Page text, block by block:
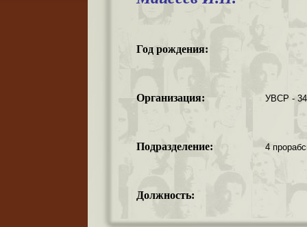
Год рождения:
Организация: УВСР -
Подразделение: 4
Должность: